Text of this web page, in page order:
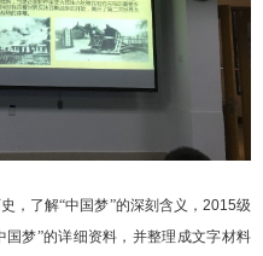
，了解“中国梦”的深刻含义， 2015级
国梦”的详细资料，并整理成文字材料